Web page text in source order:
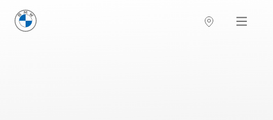
BMW Sverige Navigation